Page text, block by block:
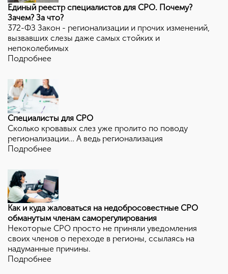
Единый реестр специалистов для СРО. Почему?
Зачем? За что?
372-ФЗ Закон - регионализации и прочих изменений,
вызвавших слезы даже самых стойких и
непоколебимых
Подробнее
Специалисты для СРО
Сколько кровавых слез уже пролито по поводу
регионализации… А ведь регионализация
Подробнее
Как и куда жаловаться на недобросовестные СРО
обманутым членам саморегулирования
Некоторые СРО просто не приняли уведомления
своих членов о переходе в регионы, ссылаясь на
надуманные причины.
Подробнее